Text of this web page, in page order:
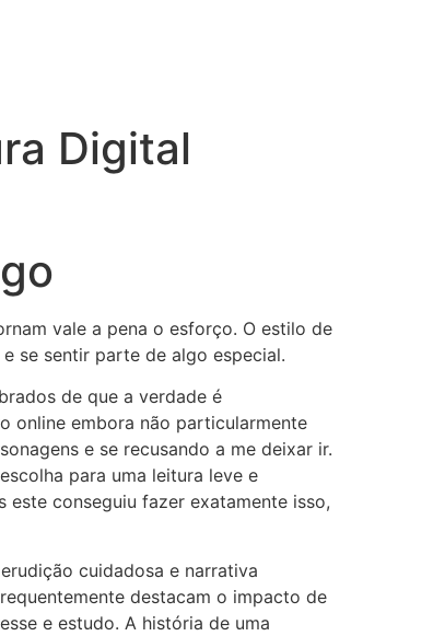
Digital
vale a pena o esforço. O estilo de
se sentir parte de algo especial.
de que a verdade é
online embora não particularmente
e se recusando a me deixar ir.
para uma leitura leve e
conseguiu fazer exatamente isso,
cuidadosa e narrativa
destacam o impacto de
e estudo. A história de uma